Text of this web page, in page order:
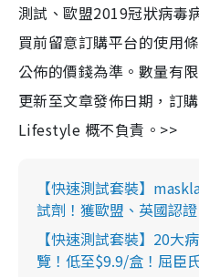
測試、歐盟2019冠狀病毒
買前留意訂購平台的使用
公佈的價錢為準。數量有
更新至文章發佈日期，訂
Lifestyle 概不負責。>>
【快速測試套裝】
試劑！獲歐盟、英國認
【快速測試套裝】20大
覽！低至$9.9/盒！屈臣